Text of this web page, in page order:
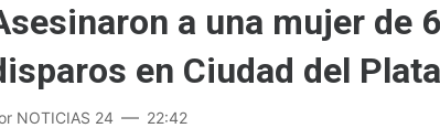
a una mujer de
en Ciudad del Plata
NOTICIAS 24 22:42